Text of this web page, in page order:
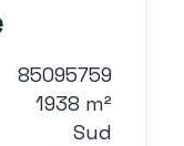
85095759
1938 m²
Sud